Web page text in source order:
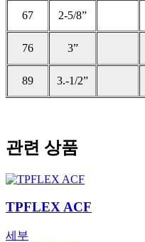
67 2-5/8”
76 3”
89 3.-1/2”
관련 상품
TPFLEX ACF
세부